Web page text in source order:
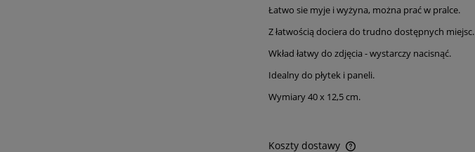
Łatwo sie myje i wyżyna, można prać w pralce.
Z łatwością dociera do trudno dostępnych miejsc.
Wkład łatwy do zdjęcia - wystarczy nacisnąć.
Idealny do płytek i paneli.
Wymiary 40 x 12,5 cm.
Koszty dostawy